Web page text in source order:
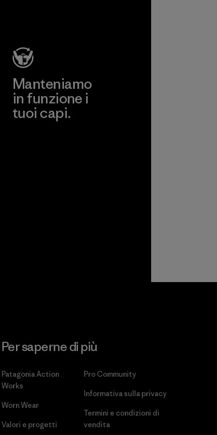
Manteniamo
in funzione i
tuoi capi.
Per saperne di più
Patagonia Action
Works
Worn Wear
Valori e progetti
Pro Community
Informativa sulla privacy
Termini e condizioni di
vendita